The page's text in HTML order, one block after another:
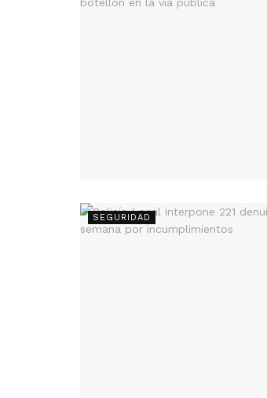
SEGURIDAD